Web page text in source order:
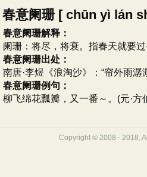
春意阑珊 [ chūn yì lán
春意阑珊解释：
阑珊：将尽，将衰。指春天就要过
春意阑珊出处：
南唐·李煜《浪淘沙》：“帘外雨潺
春意阑珊例句：
柳飞绵花瓢瓣，又一番～。(元·方
Copyright © 2008 - 2018,